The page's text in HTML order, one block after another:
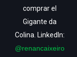
comprar el
Gigante da
Colina. LinkedIn:
@renancaixeiro